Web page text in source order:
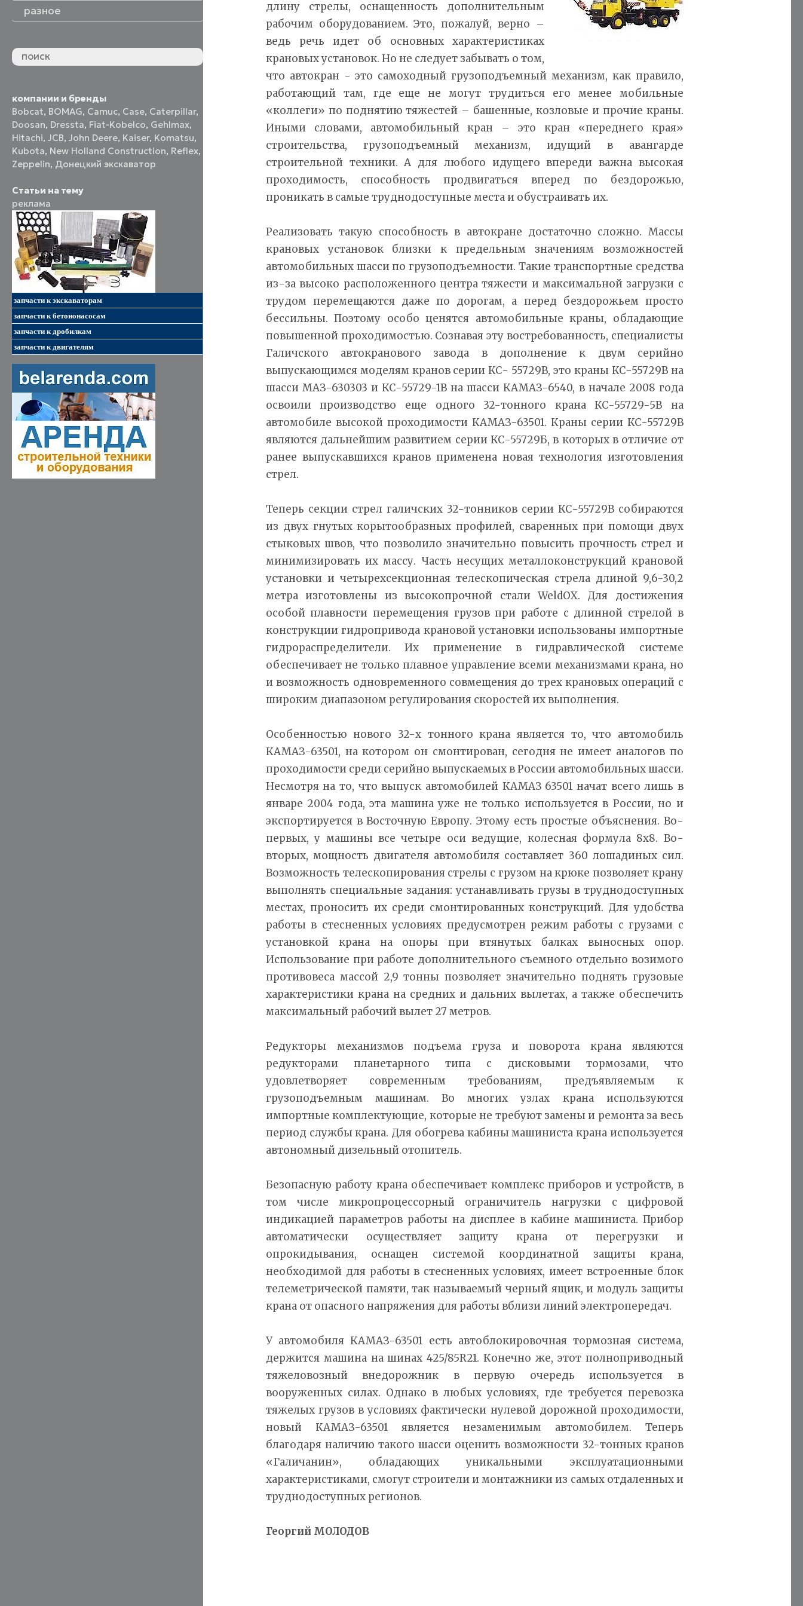
разное
компании и бренды
Bobcat, BOMAG, Camuc, Case, Caterpillar,
Doosan, Dressta, Fiat-Kobelco, Gehlmax,
Hitachi,JCB,John Deere, Kaiser, Komatsu,
Kubota, New Holland Construction, Reflex,
Zeppelin, Донецкий экскаватор
Статьи на тему
реклама
запчасти к экскаваторам
запчасти к бетононасосам
запчасти к дробилкам
запчасти к двигателям
длину стрелы, оснащенность дополнительным
рабочим оборудованием. Это, пожалуй, верно –
ведь речь идет об основных характеристиках
крановых установок. Но не следует забывать о том,
что автокран - это самоходный грузоподъемный механизм, как правило,
работающий там, где еще не могут трудиться его менее мобильные
«коллеги» по поднятию тяжестей – башенные, козловые и прочие краны.
Иными словами, автомобильный кран – это кран «переднего края»
строительства, грузоподъемный механизм, идущий в авангарде
строительной техники. А для любого идущего впереди важна высокая
проходимость, способность продвигаться вперед по бездорожью,
проникать в самые труднодоступные места и обустраивать их.
Реализовать такую способность в автокране достаточно сложно. Массы
крановых установок близки к предельным значениям возможностей
автомобильных шасси по грузоподъемности. Такие транспортные средства
из-за высоко расположенного центра тяжести и максимальной загрузки с
трудом перемещаются даже по дорогам, а перед бездорожьем просто
бессильны. Поэтому особо ценятся автомобильные краны, обладающие
повышенной проходимостью. Сознавая эту востребованность, специалисты
Галичского автокранового завода в дополнение к двум серийно
выпускающимся моделям кранов серии КС- 55729В, это краны КС-55729В на
шасси МАЗ-630303 и КС-55729-1В на шасси КАМАЗ-6540, в начале 2008 года
освоили производство еще одного 32-тонного крана КС-55729-5В на
автомобиле высокой проходимости КАМАЗ-63501. Краны серии КС-55729В
являются дальнейшим развитием серии КС-55729Б, в которых в отличие от
ранее выпускавшихся кранов применена новая технология изготовления
стрел.
Теперь секции стрел галичских 32-тонников серии КС-55729В собираются
из двух гнутых корытообразных профилей, сваренных при помощи двух
стыковых швов, что позволило значительно повысить прочность стрел и
минимизировать их массу. Часть несущих металлоконструкций крановой
установки и четырехсекционная телескопическая стрела длиной 9,6-30,2
метра изготовлены из высокопрочной стали WeldOX. Для достижения
особой плавности перемещения грузов при работе с длинной стрелой в
конструкции гидропривода крановой установки использованы импортные
гидрораспределители. Их применение в гидравлической системе
обеспечивает не только плавное управление всеми механизмами крана, но
и возможность одновременного совмещения до трех крановых операций с
широким диапазоном регулирования скоростей их выполнения.
Особенностью нового 32-х тонного крана является то, что автомобиль
КАМАЗ-63501, на котором он смонтирован, сегодня не имеет аналогов по
проходимости среди серийно выпускаемых в России автомобильных шасси.
Несмотря на то, что выпуск автомобилей КАМАЗ 63501 начат всего лишь в
январе 2004 года, эта машина уже не только используется в России, но и
экспортируется в Восточную Европу. Этому есть простые объяснения. Во-
первых, у машины все четыре оси ведущие, колесная формула 8х8. Во-
вторых, мощность двигателя автомобиля составляет 360 лошадиных сил.
Возможность телескопирования стрелы с грузом на крюке позволяет крану
выполнять специальные задания: устанавливать грузы в труднодоступных
местах, проносить их среди смонтированных конструкций. Для удобства
работы в стесненных условиях предусмотрен режим работы с грузами с
установкой крана на опоры при втянутых балках выносных опор.
Использование при работе дополнительного съемного отдельно возимого
противовеса массой 2,9 тонны позволяет значительно поднять грузовые
характеристики крана на средних и дальних вылетах, а также обеспечить
максимальный рабочий вылет 27 метров.
Редукторы механизмов подъема груза и поворота крана являются
редукторами планетарного типа с дисковыми тормозами, что
удовлетворяет современным требованиям, предъявляемым к
грузоподъемным машинам. Во многих узлах крана используются
импортные комплектующие, которые не требуют замены и ремонта за весь
период службы крана. Для обогрева кабины машиниста крана используется
автономный дизельный отопитель.
Безопасную работу крана обеспечивает комплекс приборов и устройств, в
том числе микропроцессорный ограничитель нагрузки с цифровой
индикацией параметров работы на дисплее в кабине машиниста. Прибор
автоматически осуществляет защиту крана от перегрузки и
опрокидывания, оснащен системой координатной защиты крана,
необходимой для работы в стесненных условиях, имеет встроенные блок
телеметрической памяти, так называемый черный ящик, и модуль защиты
крана от опасного напряжения для работы вблизи линий электропередач.
У автомобиля КАМАЗ-63501 есть автоблокировочная тормозная система,
держится машина на шинах 425/85R21. Конечно же, этот полноприводный
тяжеловозный внедорожник в первую очередь используется в
вооруженных силах. Однако в любых условиях, где требуется перевозка
тяжелых грузов в условиях фактически нулевой дорожной проходимости,
новый КАМАЗ-63501 является незаменимым автомобилем. Теперь
благодаря наличию такого шасси оценить возможности 32-тонных кранов
«Галичанин», обладающих уникальными эксплуатационными
характеристиками, смогут строители и монтажники из самых отдаленных и
труднодоступных регионов.
Георгий МОЛОДОВ